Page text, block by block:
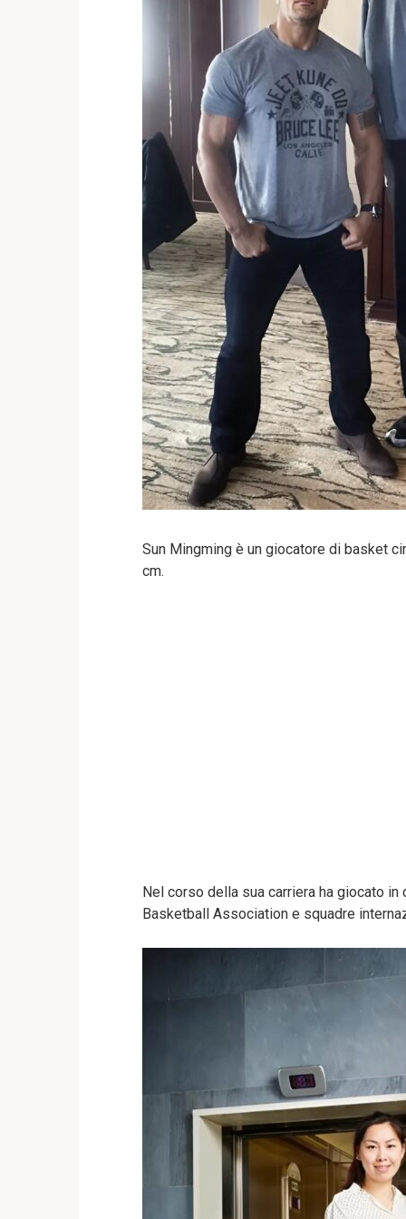
Sun Mingming è un giocatore di basket
cm.
Nel corso della sua carriera ha giocato
Basketball Association e squadre